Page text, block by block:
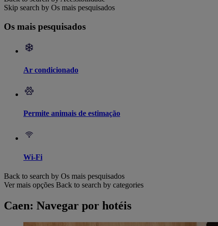
Skip search by Os mais pesquisados
Os mais pesquisados
Ar condicionado
Permite animais de estimação
Wi-Fi
Back to search by Os mais pesquisados
Ver mais opções Back to search by categories
Caen: Navegar por hotéis